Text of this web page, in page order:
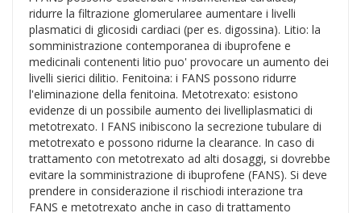
ridurre la filtrazione glomerularee aumentare i livelli
plasmatici di glicosidi cardiaci (per es. digossina). Litio: la
somministrazione contemporanea di ibuprofene e
medicinali contenenti litio puo' provocare un aumento dei
livelli sierici dilitio. Fenitoina: i FANS possono ridurre
l'eliminazione della fenitoina. Metotrexato: esistono
evidenze di un possibile aumento dei livelliplasmatici di
metotrexato. I FANS inibiscono la secrezione tubulare di
metotrexato e possono ridurne la clearance. In caso di
trattamento con metotrexato ad alti dosaggi, si dovrebbe
evitare la somministrazione di ibuprofene (FANS). Si deve
prendere in considerazione il rischiodi interazione tra
FANS e metotrexato anche in caso di trattamento